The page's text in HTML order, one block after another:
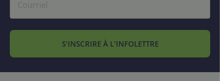
S'INSCRIRE À L'INFOLETTRE